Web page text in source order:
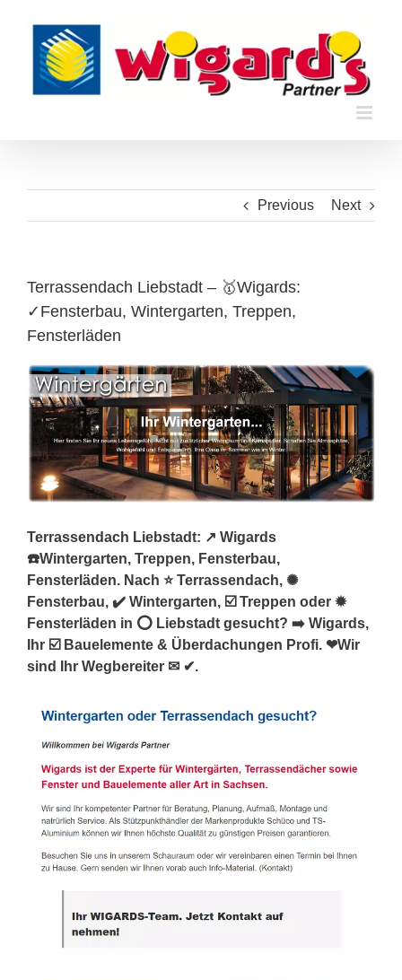
content
Previous Next
Terrassendach Liebstadt – 🥇Wigards:
✓Fensterbau, Wintergarten, Treppen,
Fensterläden
Terrassendach Liebstadt: ↗️ Wigards
☎️Wintergarten, Treppen, Fensterbau,
Fensterläden. Nach ⭐ Terrassendach, ✺
Fensterbau, ✔️ Wintergarten, ☑️ Treppen oder ✹
Fensterläden in ⭕ Liebstadt gesucht? ➡️ Wigards,
Ihr ☑️ Bauelemente & Überdachungen Profi. ❤Wir
sind Ihr Wegbereiter ✉ ✔.